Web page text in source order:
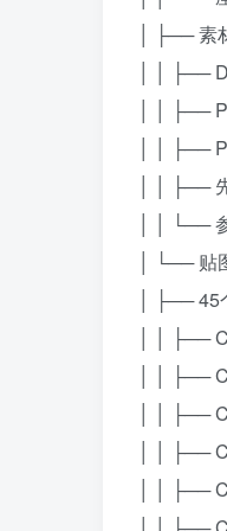
│ ├──
│ │ ├──
│ │ ├──
│ │ ├──
│ │ ├──
│ │ └──
│ └── 贴
│ ├──
│ │ ├──
│ │ ├──
│ │ ├──
│ │ ├──
│ │ ├──